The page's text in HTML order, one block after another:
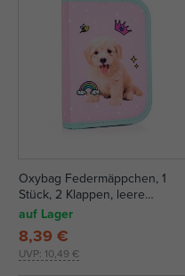
Oxybag Federmäppchen, 1
Stück, 2 Klappen, leere
Tiermotive
auf Lager
UVP: 10,49 €
8,39 €